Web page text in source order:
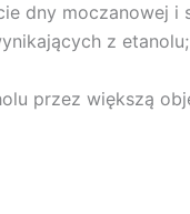
dny moczanowej i
z
przez większą